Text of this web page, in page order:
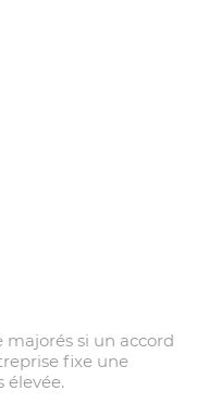
si un accord
fixe une